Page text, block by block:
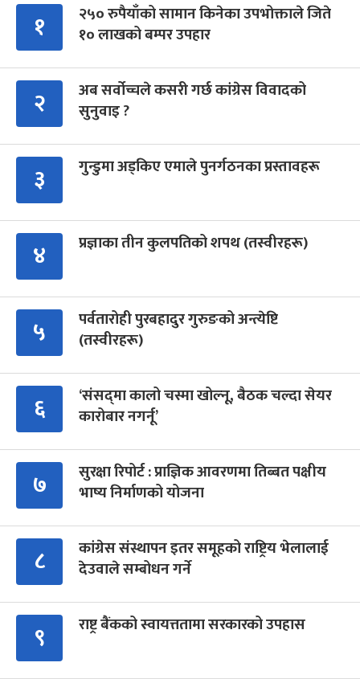
१
२५० रुपैयाँको सामान किनेका उपभोक्ताले जिते
१० लाखको बम्पर उपहार
२
अब सर्वोच्चले कसरी गर्छ कांग्रेस विवादको
सुनुवाइ ?
३ गुन्डुमा अड्किए एमाले पुनर्गठनका प्रस्तावहरू
४ प्रज्ञाका तीन कुलपतिको शपथ (तस्वीरहरू)
५
पर्वतारोही पुरबहादुर गुरुङको अन्त्येष्टि
(तस्वीरहरू)
६
‘संसद्‍मा कालो चस्मा खोल्नू, बैठक चल्दा सेयर
कारोबार नगर्नू’
७
सुरक्षा रिपोर्ट : प्राज्ञिक आवरणमा तिब्बत पक्षीय
भाष्य निर्माणको योजना
८
कांग्रेस संस्थापन इतर समूहको राष्ट्रिय भेलालाई
देउवाले सम्बोधन गर्ने
९ राष्ट्र बैंकको स्वायत्ततामा सरकारको उपहास